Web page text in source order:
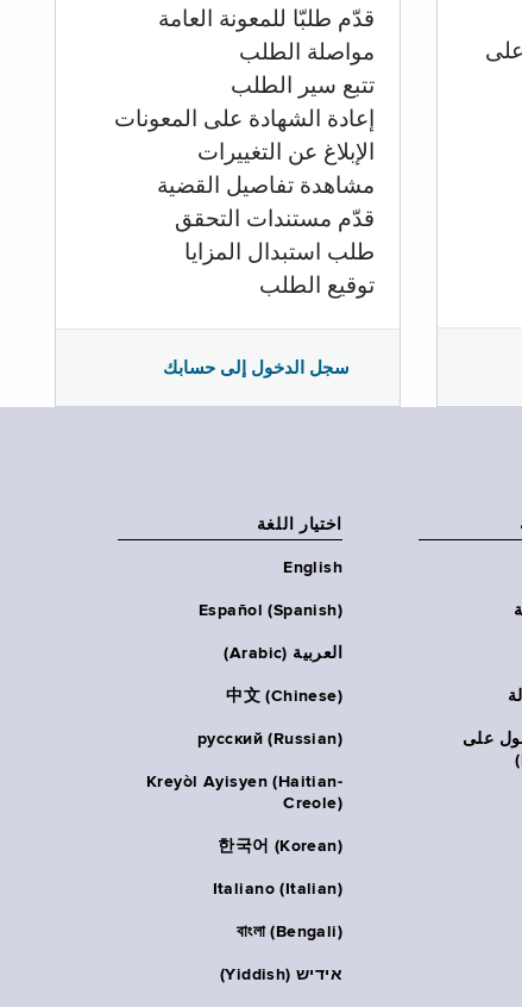
قدّم طلبّا للمعونة العامة
مواصلة الطلب
تتبع سير الطلب
إعادة الشهادة على المعونات
الإبلاغ عن التغييرات
مشاهدة تفاصيل القضية
قدّم مستندات التحقق
طلب استبدال المزايا
توقيع الطلب
سجل الدخول إلى حسابك
على
اختيار اللغة
English
Español (Spanish)
العربية (Arabic)
中文 (Chinese)
русский (Russian)
Kreyòl Ayisyen (Haitian-
Creole)
한국어 (Korean)
Italiano (Italian)
বাংলা (Bengali)
אידיש (Yiddish)